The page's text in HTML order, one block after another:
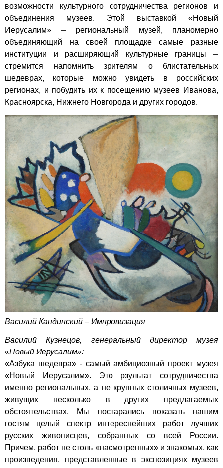
возможности культурного сотрудничества регионов и
объединения музеев. Этой выставкой «Новый
Иерусалим» ⎼ региональный музей, планомерно
объединяющий на своей площадке самые разные
институции и расширяющий культурные границы ⎼
стремится напомнить зрителям о блистательных
шедеврах, которые можно увидеть в российских
регионах, и побудить их к посещению музеев Иванова,
Красноярска, Нижнего Новгорода и других городов.
Василий Кандинский – Импровизация
Василий Кузнецов, генеральный директор музея
«Новый Иерусалим»:
«Азбука шедевра» - самый амбициозный проект музея
«Новый Иерусалим». Это рзультат сотрудничества
именно региональных, а не крупных столичных музеев,
живущих несколько в других предлагаемых
обстоятельствах. Мы постарались показать нашим
гостям целый спектр интереснейших работ лучших
русских живописцев, собранных со всей России.
Причем, работ не столь «насмотренных» и знакомых, как
произведения, представленные в экспозициях музеев